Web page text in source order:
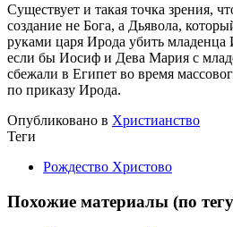
Существует и такая точка зрения,
создание не Бога, а Дьявола,
руками царя Ирода убить младенца
если бы Иосиф и Дева Мария с
сбежали в Египет во время
по приказу Ирода.
Опубликовано в Христианство
Теги
Рождество Христово
Похожие материалы (по